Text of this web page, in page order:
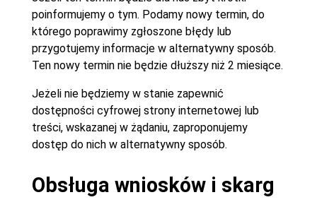
poinformujemy o tym. Podamy nowy termin, do
którego poprawimy zgłoszone błędy lub
przygotujemy informacje w alternatywny sposób.
Ten nowy termin nie będzie dłuższy niż 2 miesiące.
Jeżeli nie będziemy w stanie zapewnić
dostępności cyfrowej strony internetowej lub
treści, wskazanej w żądaniu, zaproponujemy
dostęp do nich w alternatywny sposób.
Obsługa wniosków i skarg